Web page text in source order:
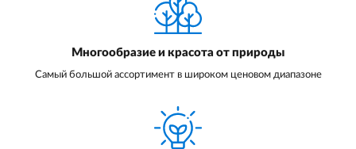
Многообразие и красота от природы
Самый большой ассортимент в широком ценовом диапазоне